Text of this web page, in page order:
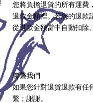
您將負擔退貨的所有運費
退款金額裡。若您的退款
從退款金額當中自動扣除。
聯繫我們
如果您針對退貨退款有任
繫；謝謝。